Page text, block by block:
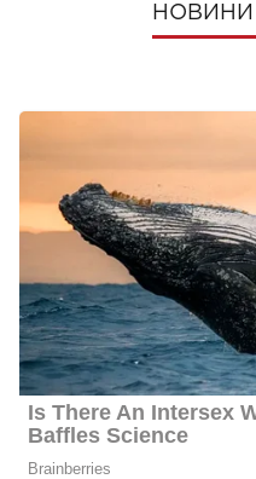
НОВИНИ